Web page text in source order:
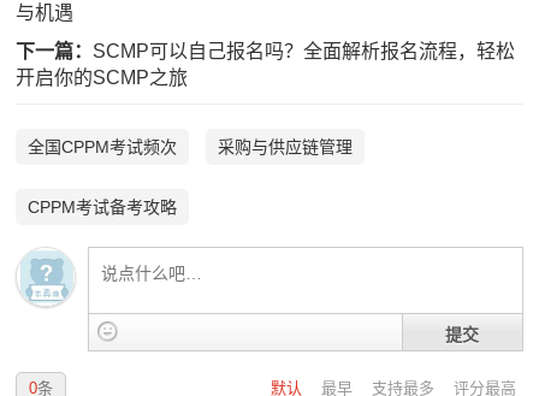
与机遇
下一篇： SCMP可以自己报名吗？全面解析报名流程，轻松
开启你的SCMP之旅
全国CPPM考试频次 采购与供应链管理
CPPM考试备考攻略
提交
默认 最早 支持最多 评分最高
0条